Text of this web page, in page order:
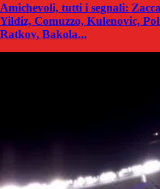
Amichevoli, tutti i segnali:
Yildiz, Comuzzo, Kulenovic,
Ratkov, Bakola...